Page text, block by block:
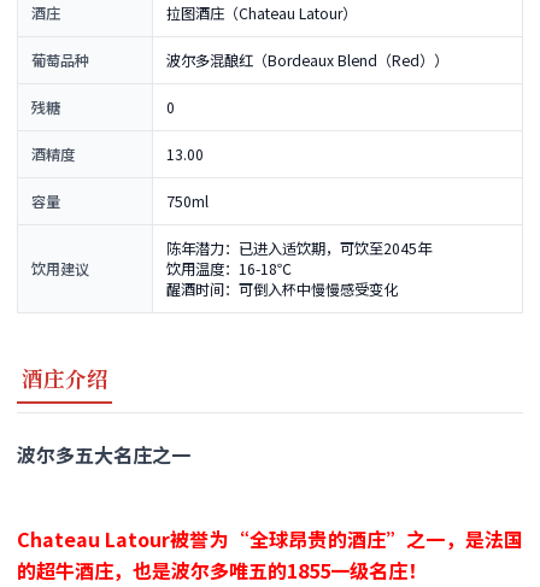
酒庄 拉图酒庄（Chateau Latour）
葡萄品种 波尔多混酿红（Bordeaux Blend（Red））
残糖 0
酒精度 13.00
容量 750ml
饮用建议
陈年潜力：已进入适饮期，可饮至2045年
饮用温度：16-18℃
醒酒时间：可倒入杯中慢慢感受变化
酒庄介绍
波尔多五大名庄之一
Chateau Latour被誉为“全球昂贵的酒庄”之一，是法国
的超牛酒庄，也是波尔多唯五的1855一级名庄！